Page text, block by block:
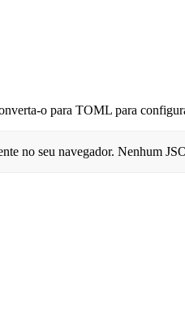
o para TOML para
no seu navegador. Nenhum